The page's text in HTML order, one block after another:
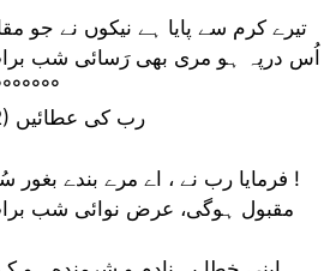
تیرے کرم سے پایا ہے نیکوں نے جو
اُس درپہ ہو مری بھی رَسائی شب
(2) رب کی عطائیں
فرمایا رب نے ، اے مرے بندے بغور سُن !
مقبول ہوگی، عرض نوائی شب